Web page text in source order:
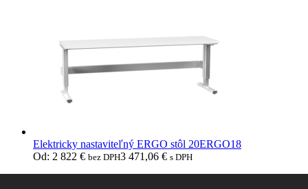
Elektricky nastaviteľný ERGO stôl 20ERGO18
Od: 2 822 € bez DPH3 471,06 € s DPH